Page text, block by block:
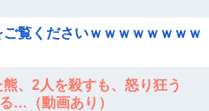
覧くださいｗｗｗｗｗｗｗｗ
、2人を殺すも、怒り狂う
…（動画あり）